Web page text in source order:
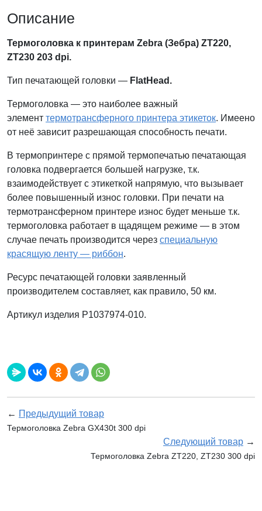
Описание
Термоголовка к принтерам Zebra (Зебра) ZT220,
ZT230 203 dpi.
Тип печатающей головки — FlatHead.
Термоголовка — это наиболее важный
элемент термотрансферного принтера этикеток. Имеено
от неё зависит разрешающая способность печати.
В термопринтере с прямой термопечатью печатающая
головка подвергается большей нагрузке, т.к.
взаимодействует с этикеткой напрямую, что вызывает
более повышенный износ головки. При печати на
термотрансферном принтере износ будет меньше т.к.
термоголовка работает в щадящем режиме — в этом
случае печать производится через специальную
красящую ленту — риббон.
Ресурс печатающей головки заявленный
производителем составляет, как правило, 50 км.
Артикул изделия P1037974-010.
← Предыдущий товар
Термоголовка Zebra GX430t 300 dpi
Следующий товар →
Термоголовка Zebra ZT220, ZT230 300 dpi